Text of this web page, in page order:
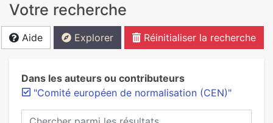
Votre recherche
Aide Explorer Réinitialiser la recherche
Dans les auteurs ou contributeurs
"Comité européen de normalisation (CEN)"
Chercher parmi les résultats...